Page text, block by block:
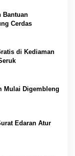
Bantuan
Cerdas
di Kediaman
Mulai Digembleng
Edaran Atur